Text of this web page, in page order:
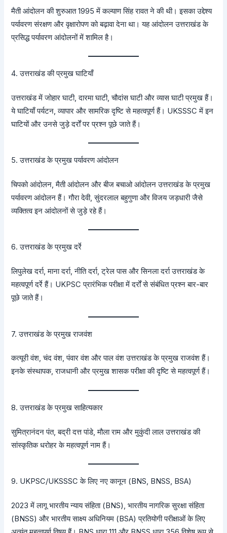
मैती आंदोलन की शुरुआत 1995 में कल्याण सिंह रावत ने की थी। इसका उद्देश्य
पर्यावरण संरक्षण और वृक्षारोपण को बढ़ावा देना था। यह आंदोलन उत्तराखंड के
प्रसिद्ध पर्यावरण आंदोलनों में शामिल है।
4. उत्तराखंड की प्रमुख घाटियाँ
उत्तराखंड में जोहार घाटी, दारमा घाटी, चौदांस घाटी और व्यास घाटी प्रमुख हैं।
ये घाटियाँ पर्यटन, व्यापार और सामरिक दृष्टि से महत्वपूर्ण हैं। UKSSSC में इन
घाटियों और उनसे जुड़े दर्रों पर प्रश्न पूछे जाते हैं।
5. उत्तराखंड के प्रमुख पर्यावरण आंदोलन
चिपको आंदोलन, मैती आंदोलन और बीज बचाओ आंदोलन उत्तराखंड के प्रमुख
पर्यावरण आंदोलन हैं। गौरा देवी, सुंदरलाल बहुगुणा और विजय जड़धारी जैसे
व्यक्तित्व इन आंदोलनों से जुड़े रहे हैं।
6. उत्तराखंड के प्रमुख दर्रे
लिपुलेख दर्रा, माना दर्रा, नीति दर्रा, ट्रेल पास और सिनला दर्रा उत्तराखंड के
महत्वपूर्ण दर्रे हैं। UKPSC प्रारंभिक परीक्षा में दर्रों से संबंधित प्रश्न बार-बार
पूछे जाते हैं।
7. उत्तराखंड के प्रमुख राजवंश
कत्यूरी वंश, चंद वंश, पंवार वंश और पाल वंश उत्तराखंड के प्रमुख राजवंश हैं।
इनके संस्थापक, राजधानी और प्रमुख शासक परीक्षा की दृष्टि से महत्वपूर्ण हैं।
8. उत्तराखंड के प्रमुख साहित्यकार
सुमित्रानंदन पंत, बद्री दत्त पांडे, मौला राम और मुकुंदी लाल उत्तराखंड की
सांस्कृतिक धरोहर के महत्वपूर्ण नाम हैं।
9. UKPSC/UKSSSC के लिए नए कानून (BNS, BNSS, BSA)
2023 में लागू भारतीय न्याय संहिता (BNS), भारतीय नागरिक सुरक्षा संहिता
(BNSS) और भारतीय साक्ष्य अधिनियम (BSA) प्रतियोगी परीक्षाओं के लिए